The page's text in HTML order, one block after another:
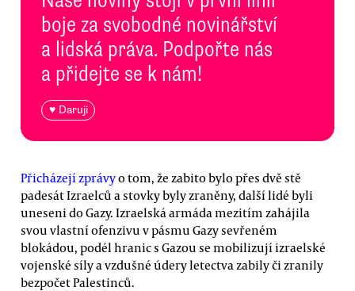
boje za svobodné novinářství
a lidská práva. Podpořte nás
a přidejte se k nám!
♥ Daruji
Přicházejí zprávyo tom, že zabito bylo přes dvě stě
padesát Izraelců a stovky byly zraněny, další lidé byli
uneseni do Gazy. Izraelská armáda mezitím zahájila
svou vlastní ofenzivu v pásmu Gazy sevřeném
blokádou, podél hranic s Gazou se mobilizují izraelské
vojenské síly a vzdušné údery letectva zabily či zranily
bezpočet Palestinců.